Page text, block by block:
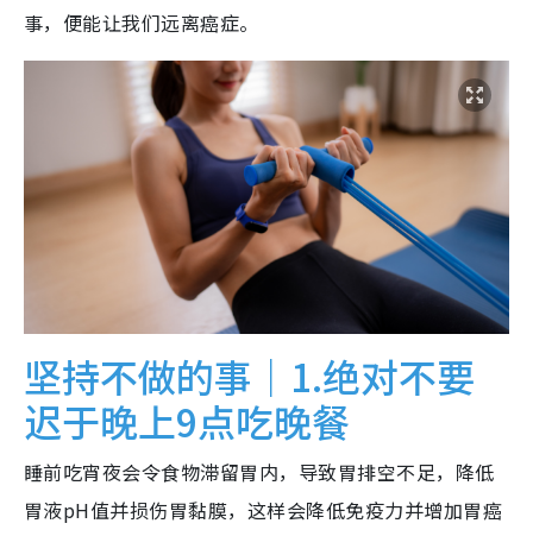
事，便能让我们远离癌症。
坚持不做的事｜1.绝对不要
迟于晚上9点吃晚餐
睡前吃宵夜会令食物滞留胃内，导致胃排空不足，降低
胃液pH值并损伤胃黏膜，这样会降低免疫力并增加胃癌